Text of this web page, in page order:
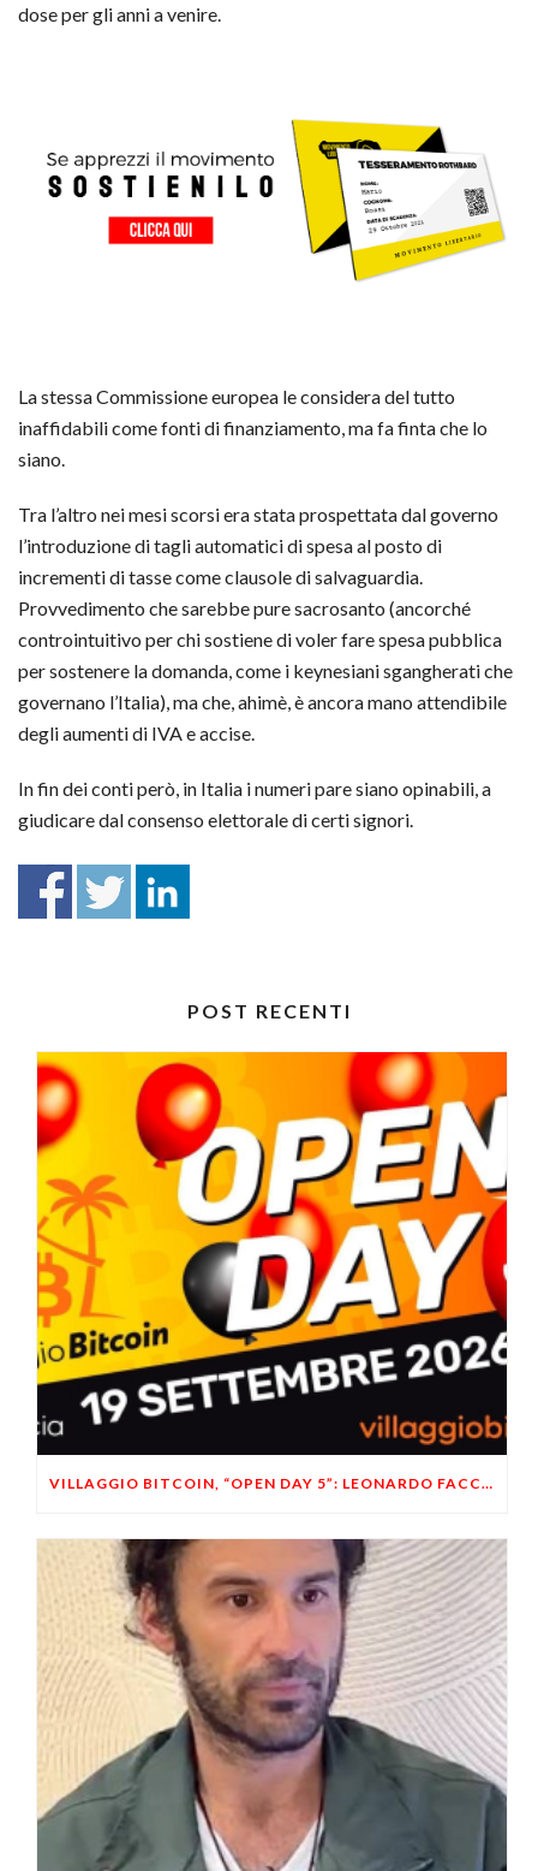
dose per gli anni a venire.
La stessa Commissione europea le considera del tutto
inaffidabili come fonti di finanziamento, ma fa finta che lo
siano.
Tra l’altro nei mesi scorsi era stata prospettata dal governo
l’introduzione di tagli automatici di spesa al posto di
incrementi di tasse come clausole di salvaguardia.
Provvedimento che sarebbe pure sacrosanto (ancorché
controintuitivo per chi sostiene di voler fare spesa pubblica
per sostenere la domanda, come i keynesiani sgangherati che
governano l’Italia), ma che, ahimè, è ancora mano attendibile
degli aumenti di IVA e accise.
In fin dei conti però, in Italia i numeri pare siano opinabili, a
giudicare dal consenso elettorale di certi signori.
POST RECENTI
VILLAGGIO BITCOIN, “OPEN DAY 5”: LEONARDO FACCO OSPITE A BRESCIA